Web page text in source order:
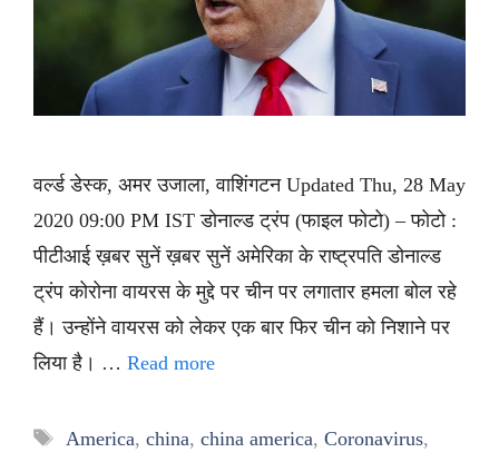
वर्ल्ड डेस्क, अमर उजाला, वाशिंगटन Updated Thu, 28 May
2020 09:00 PM IST डोनाल्ड ट्रंप (फाइल फोटो) – फोटो :
पीटीआई ख़बर सुनें ख़बर सुनें अमेरिका के राष्ट्रपति डोनाल्ड
ट्रंप कोरोना वायरस के मुद्दे पर चीन पर लगातार हमला बोल रहे
हैं। उन्होंने वायरस को लेकर एक बार फिर चीन को निशाने पर
लिया है। … Read more
Tags
America, china, china america, Coronavirus,